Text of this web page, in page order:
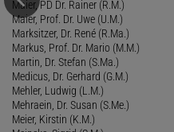
Maier, PD Dr. Rainer (R.M.)
Maier, Prof. Dr. Uwe (U.M.)
Marksitzer, Dr. René (R.Ma.)
Markus, Prof. Dr. Mario (M.M.)
Martin, Dr. Stefan (S.Ma.)
Medicus, Dr. Gerhard (G.M.)
Mehler, Ludwig (L.M.)
Mehraein, Dr. Susan (S.Me.)
Meier, Kirstin (K.M.)